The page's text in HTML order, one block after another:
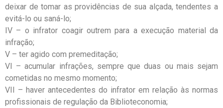
deixar de tomar as providências de sua alçada, tendentes a
evitá-lo ou saná-lo;
IV – o infrator coagir outrem para a execução material da
infração;
V – ter agido com premeditação;
VI – acumular infrações, sempre que duas ou mais sejam
cometidas no mesmo momento;
VII – haver antecedentes do infrator em relação às normas
profissionais de regulação da Biblioteconomia;